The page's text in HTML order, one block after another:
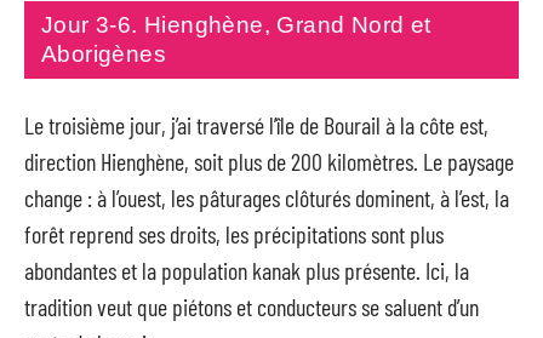
Jour 3-6. Hienghène, Grand Nord et
Aborigènes
Le troisième jour, j’ai traversé l’île de Bourail à la côte est,
direction Hienghène, soit plus de 200 kilomètres. Le paysage
change : à l’ouest, les pâturages clôturés dominent, à l’est, la
forêt reprend ses droits, les précipitations sont plus
abondantes et la population kanak plus présente. Ici, la
tradition veut que piétons et conducteurs se saluent d’un